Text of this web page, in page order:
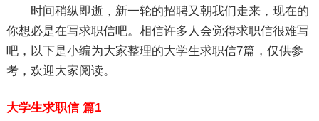
时间稍纵即逝，新一轮的招聘又朝我们走来，现在的
你想必是在写求职信吧。相信许多人会觉得求职信很难写
吧，以下是小编为大家整理的大学生求职信7篇，仅供参
考，欢迎大家阅读。
大学生求职信 篇1